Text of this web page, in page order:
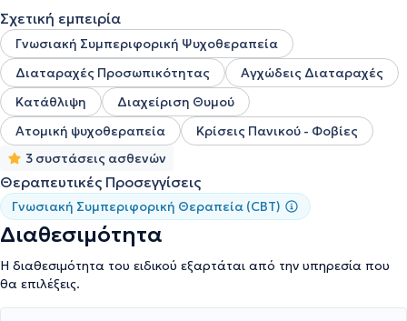
Σχετική εμπειρία
Γνωσιακή Συμπεριφορική Ψυχοθεραπεία
Διαταραχές Προσωπικότητας
Αγχώδεις Διαταραχές
Κατάθλιψη
Διαχείριση Θυμού
Ατομική ψυχοθεραπεία
Κρίσεις Πανικού - Φοβίες
3 συστάσεις ασθενών
Θεραπευτικές Προσεγγίσεις
Γνωσιακή Συμπεριφορική Θεραπεία (CBT)
Διαθεσιμότητα
Η διαθεσιμότητα του ειδικού εξαρτάται από την υπηρεσία που
θα επιλέξεις.